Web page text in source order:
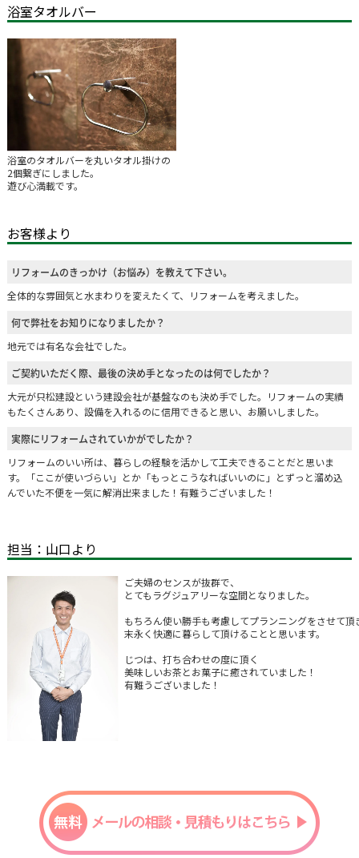
浴室タオルバー
浴室のタオルバーを丸いタオル掛けの
2個繋ぎにしました。
遊び心満載です。
お客様より
リフォームのきっかけ（お悩み）を教えて下さい。
全体的な雰囲気と水まわりを変えたくて、リフォームを考えました。
何で弊社をお知りになりましたか？
地元では有名な会社でした。
ご契約いただく際、最後の決め手となったのは何でしたか？
大元が只松建設という建設会社が基盤なのも決め手でした。リフォームの実績
もたくさんあり、設備を入れるのに信用できると思い、お願いしました。
実際にリフォームされていかがでしたか？
リフォームのいい所は、暮らしの経験を活かして工夫できることだと思いま
す。「ここが使いづらい」とか「もっとこうなればいいのに」とずっと溜め込
んでいた不便を一気に解消出来ました！有難うございました！
担当：山口より
ご夫婦のセンスが抜群で、
とてもラグジュアリーな空間となりました。
もちろん使い勝手も考慮してプランニングをさせて頂
末永く快適に暮らして頂けることと思います。
じつは、打ち合わせの度に頂く
美味しいお茶とお菓子に癒されていました！
有難うございました！